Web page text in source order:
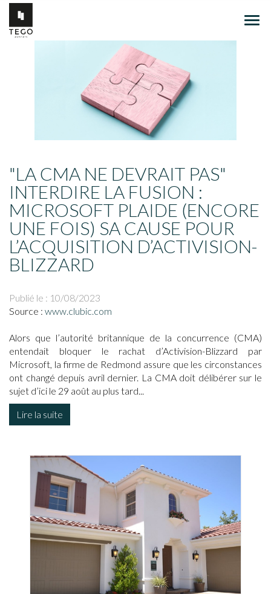
"LA CMA NE DEVRAIT PAS"
INTERDIRE LA FUSION :
MICROSOFT PLAIDE (ENCORE
UNE FOIS) SA CAUSE POUR
L’ACQUISITION D’ACTIVISION-
BLIZZARD
Publié le : 10/08/2023
Source : www.clubic.com
Alors que l’autorité britannique de la concurrence (CMA)
entendait bloquer le rachat d’Activision-Blizzard par
Microsoft, la firme de Redmond assure que les circonstances
ont changé depuis avril dernier. La CMA doit délibérer sur le
sujet d’ici le 29 août au plus tard...
Lire la suite